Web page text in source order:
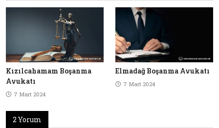
Kızılcahamam Boşanma
Avukatı
7 Mart 2024
Elmadağ Boşanma Avukatı
7 Mart 2024
2 Yorum